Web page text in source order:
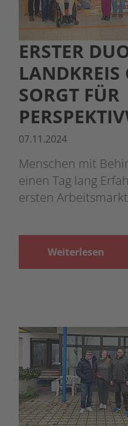
ERSTER
LANDKREIS
ORGT FÜR P
07.11.2024
Menschen mit
einen Tag lang
ersten Arbeitsmarkt
Weiterlesen